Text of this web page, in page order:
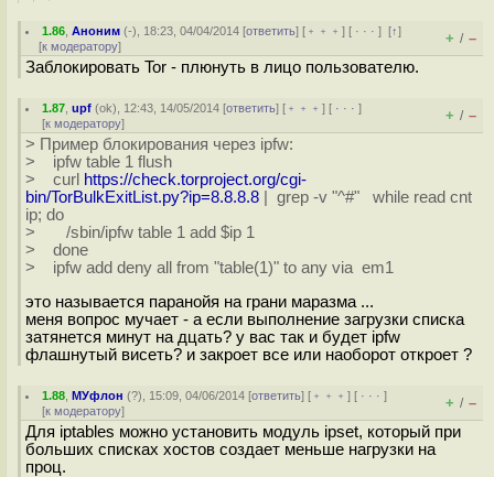
1.86 ,Аноним (-), 18:23, 04/04/2014 [ответить] [ ﹢﹢﹢] [ · · ·][↑]
[к модератору] + / –
Заблокировать Tor - плюнуть в лицо пользователю.
1.87 ,upf (ok), 12:43, 14/05/2014 [ответить] [ ﹢﹢﹢] [ · · ·]
[к модератору] + / –
> Пример блокирования через ipfw:
> ipfw table 1 flush
> curl https://check.torproject.org/cgi-
bin/TorBulkExitList.py?ip=8.8.8.8 | grep -v "^#" while read cnt
ip; do
> /sbin/ipfw table 1 add $ip 1
> done
> ipfw add deny all from "table(1)" to any via em1
это называется паранойя на грани маразма ...
меня вопрос мучает - а если выполнение загрузки списка
затянется минут на дцать? у вас так и будет ipfw
флашнутый висеть? и закроет все или наоборот откроет ?
1.88 ,МУфлон (?), 15:09, 04/06/2014 [ответить] [ ﹢﹢﹢] [ · · ·]
[к модератору] + / –
Для iptables можно установить модуль ipset, который при
больших списках хостов создает меньше нагрузки на
проц.